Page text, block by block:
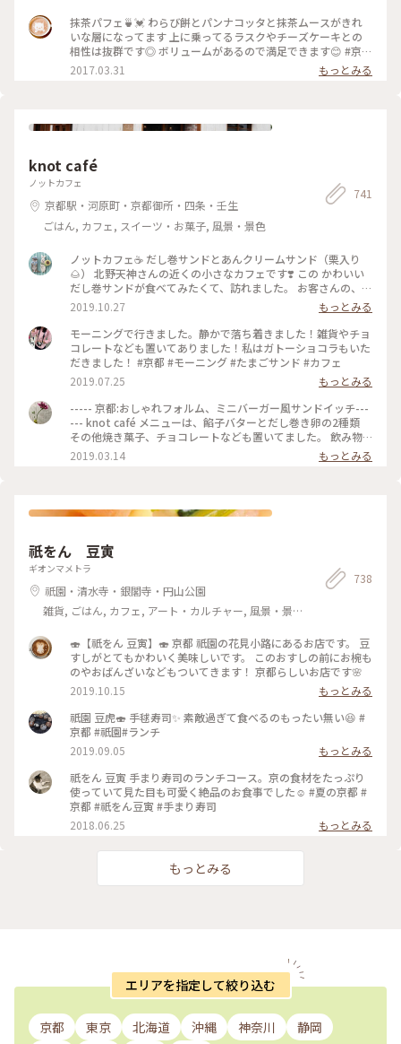
抹茶パフェ🍵💓 わらび餅とパンナコッタと抹茶ムースがきれ
いな層になってます 上に乗ってるラスクやチーズケーキとの
相性は抜群です◎ ボリュームがあるので満足できます😊 #京都
#抹茶
2017.03.31 もっとみる
knot café
ノットカフェ
京都駅・河原町・京都御所・四条・壬生
ごはん, カフェ, スイーツ・お菓子, 風景・景色
741
ノットカフェ☕️ だし巻サンドとあんクリームサンド（栗入り
🌰） 北野天神さんの近くの小さなカフェです❣️ この かわいい
だし巻サンドが食べてみたくて、訪れました。 お客さんの、ほ
ぼほぼ全員が この組み合わせを食べてました😅 とにかく、パ
ンが柔らかくて美味しいです☺️ パクパクいけちゃいます🍔 あ
んこの方が特に美味しくて、もう1個は食べられそうでした😃
北野天満宮の周りには、美味しいスイーツや、豆腐屋さんな
ど、どこに行こうかと迷うほど、食べもん屋さんがたくさん出
来ています😊 もみじ苑が公開されたら、またこの辺りを散策
したいです😊 #わたしの街 #京都カフェ #秋の味覚ゴーラー隊
#パン #だし巻サンド #あんパン #北野天満宮
2019.10.27
もっとみる
モーニングで行きました。静かで落ち着きました！雑貨やチョ
コレートなども置いてありました！私はガトーショコラもいた
だきました！ #京都 #モーニング #たまごサンド #カフェ
2019.07.25
もっとみる
----- 京都:おしゃれフォルム、ミニバーガー風サンドイッチ---
--- knot café メニューは、餡子バターとだし巻き卵の2種類
その他焼き菓子、チョコレートなども置いてました。 飲み物
も豊富にありましたよ 驚いたことが、パンが予想外のもちも
ち！ やみつき。 散歩がてらよく私出没します🚶‍♀️店内が静かな
ているみたいです。 モンブラン、めちゃ美味しかったです♪
することおすすめします。 #京都旅#週末旅#京都#京都カフェ#
サンドイッチ#イベント#カフェ#お茶にしよう#華やぐ#わたし
2019.03.14 もっとみる
祇をん 豆寅
ギオンマメトラ
祇園・清水寺・銀閣寺・円山公園
雑貨, ごはん, カフェ, アート・カルチャー, 風景・景
738
🍣【祇をん 豆寅】🍣 京都 祇園の花見小路にあるお店です。 豆
すしがとてもかわいく美味しいです。 このおすしの前にお椀も
のやおばんざいなどもついてきます！ 京都らしいお店です🌸
2019.10.15
もっとみる
祇園 豆虎🍣 手毬寿司✨ 素敵過ぎて食べるのもったい無い😆 #
京都 #祇園#ランチ
2019.09.05
もっとみる
祇をん 豆寅 手まり寿司のランチコース。京の食材をたっぷり
使っていて見た目も可愛く絶品のお食事でした☺️ #夏の京都 #
京都 #祇をん豆寅 #手まり寿司
2018.06.25
もっとみる
もっとみる
エリアを指定して絞り込む
京都 東京 北海道 沖縄 神奈川
静岡